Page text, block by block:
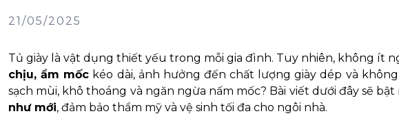
21/05/2025
Tủ giày là vật dụng thiết yếu trong mỗi gia đình. Tuy nhiên, không ít
chịu, ẩm mốc kéo dài, ảnh hưởng đến chất lượng giày dép và
sạch mùi, khô thoáng và ngăn ngừa nấm mốc? Bài viết dưới đây sẽ
như mới, đảm bảo thẩm mỹ và vệ sinh tối đa cho ngôi nhà.